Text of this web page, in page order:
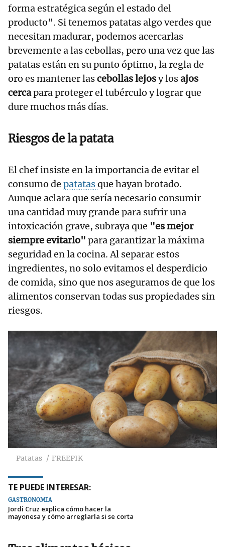
forma estratégica según el estado del
producto". Si tenemos patatas algo verdes que
necesitan madurar, podemos acercarlas
brevemente a las cebollas, pero una vez que las
patatas están en su punto óptimo, la regla de
oro es mantener lascebollas lejosy losajos
cercapara proteger el tubérculo y lograr que
dure muchos más días.
Riesgos de la patata
El chef insiste en la importancia de evitar el
consumo de patatasque hayan brotado.
Aunque aclara que sería necesario consumir
una cantidad muy grande para sufrir una
intoxicación grave, subraya que "es mejor
siempre evitarlo" para garantizar la máxima
seguridad en la cocina. Al separar estos
ingredientes, no solo evitamos el desperdicio
de comida, sino que nos aseguramos de que los
alimentos conservan todas sus propiedades sin
riesgos.
Patatas FREEPIK
TE PUEDE INTERESAR:
GASTRONOMÍA
Jordi Cruz explica cómo hacer la
mayonesa y cómo arreglarla si se corta